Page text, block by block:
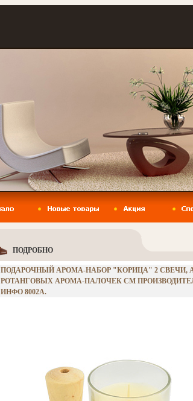
ПОДРОБНО
ПОДАРОЧНЫЙ АРОМА-НАБОР "КОРИЦА" 2 СВЕЧИ,
РОТАНГОВЫХ АРОМА-ПАЛОЧЕК СМ
ИНФО 8002A.